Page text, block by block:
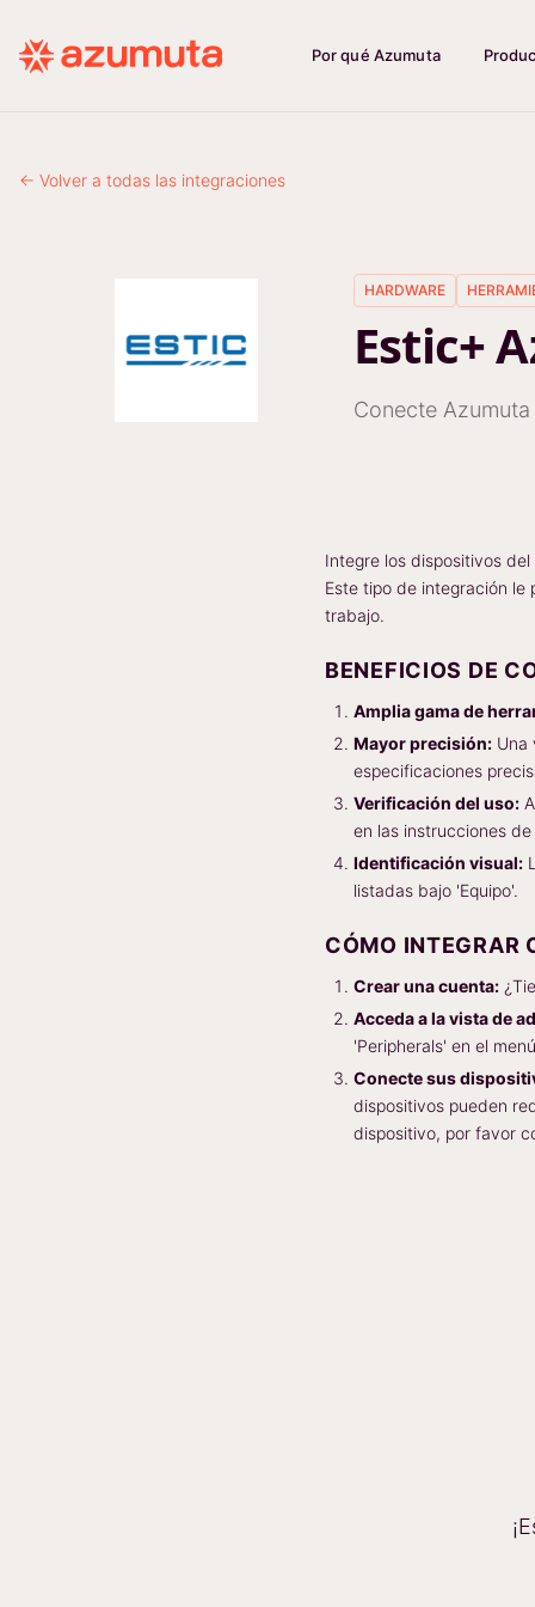
Por qué Azumuta
← Volver a todas las integraciones
HARDWARE
Estic+
Conecte
Integre los dispositivos
Este tipo de integración
trabajo.
BENEFICIOS DE
Amplia gama de
Mayor precisión: Una
especificaciones
Verificación del uso:
en las instrucciones
Identificación visual:
listadas bajo 'Equipo'.
CÓMO INTEGRAR
Crear una cuenta:
Acceda a la vista de
'Peripherals' en el
Conecte sus
dispositivos pueden
dispositivo, por favor